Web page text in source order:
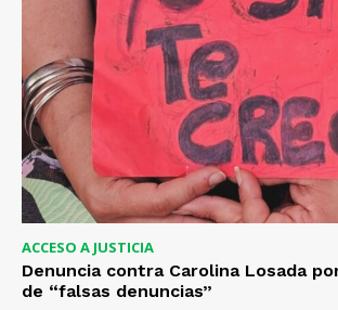
ACCESO A JUSTICIA
Denuncia contra Carolina Losada
de “falsas denuncias”